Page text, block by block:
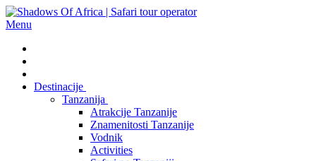
Menu
Destinacije
Tanzanija
Atrakcije Tanzanije
Znamenitosti Tanzanije
Vodnik
Activities